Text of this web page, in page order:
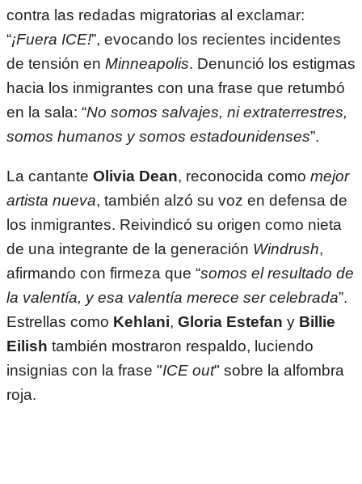
contra las redadas migratorias al exclamar:
“¡Fuera ICE!”, evocando los recientes incidentes
de tensión en Minneapolis. Denunció los estigmas
hacia los inmigrantes con una frase que retumbó
en la sala: “No somos salvajes, ni extraterrestres,
somos humanos y somos estadounidenses”.
La cantante Olivia Dean, reconocida como mejor
artista nueva, también alzó su voz en defensa de
los inmigrantes. Reivindicó su origen como nieta
de una integrante de la generación Windrush,
afirmando con firmeza que “somos el resultado de
la valentía, y esa valentía merece ser celebrada”.
Estrellas como Kehlani, Gloria Estefan y Billie
Eilish también mostraron respaldo, luciendo
insignias con la frase "ICE out" sobre la alfombra
roja.